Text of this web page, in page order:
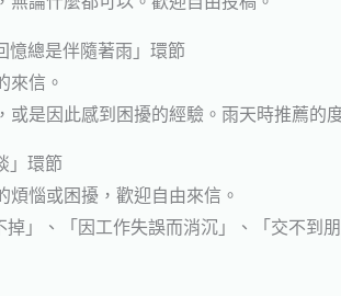
總是伴隨著雨」環節
來信。
或是因此感到困擾的經驗。雨天時推薦
」環節
煩惱或困擾，歡迎自由來信。
」、「因工作失誤而消沉」、「交不到